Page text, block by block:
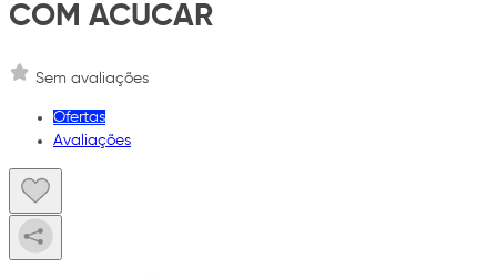
COM ACUCAR
Sem avaliações
Ofertas
Avaliações